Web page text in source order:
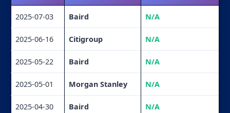
2025-07-03 Baird N/A
2025-06-16 Citigroup N/A
2025-05-22 Baird N/A
2025-05-01 Morgan Stanley N/A
2025-04-30 Baird N/A